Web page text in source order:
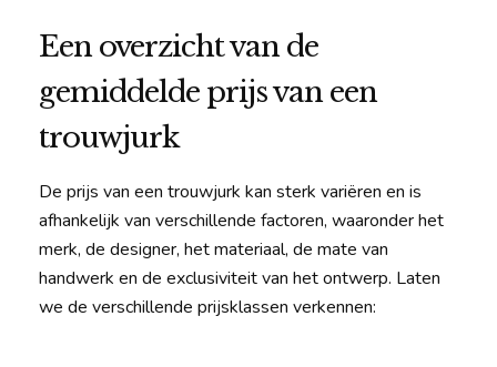
Een overzicht van de
gemiddelde prijs van een
trouwjurk
De prijs van een trouwjurk kan sterk variëren en is
afhankelijk van verschillende factoren, waaronder het
merk, de designer, het materiaal, de mate van
handwerk en de exclusiviteit van het ontwerp. Laten
we de verschillende prijsklassen verkennen: